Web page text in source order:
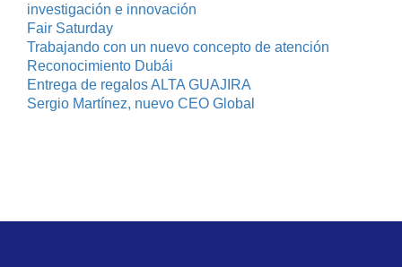
investigación e innovación
Fair Saturday
Trabajando con un nuevo concepto de atención
Reconocimiento Dubái
Entrega de regalos ALTA GUAJIRA
Sergio Martínez, nuevo CEO Global